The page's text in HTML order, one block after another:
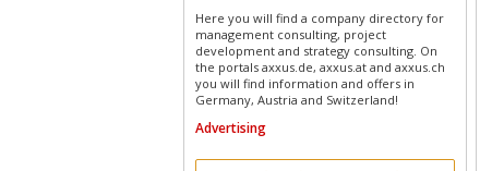
Here you will find a company directory for
management consulting, project
development and strategy consulting. On
the portals axxus.de, axxus.at and axxus.ch
you will find information and offers in
Germany, Austria and Switzerland!
Advertising